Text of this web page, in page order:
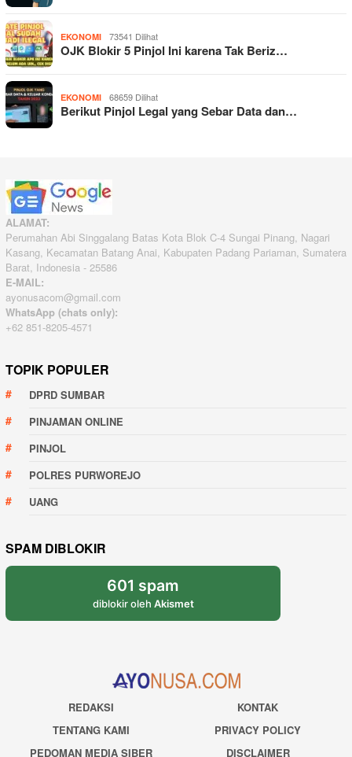
EKONOMI 73541 Dilihat
OJK Blokir 5 Pinjol Ini karena Tak Beriz…
EKONOMI 68659 Dilihat
Berikut Pinjol Legal yang Sebar Data dan…
ALAMAT:
Perumahan Abi Singgalang Batas Kota Blok C-4 Sungai Pinang, Nagari
Kasang, Kecamatan Batang Anai, Kabupaten Padang Pariaman, Sumatera
Barat, Indonesia - 25586
E-MAIL:
ayonusacom@gmail.com
WhatsApp (chats only):
+62 851-8205-4571
TOPIK POPULER
DPRD SUMBAR
PINJAMAN ONLINE
PINJOL
POLRES PURWOREJO
UANG
SPAM DIBLOKIR
601 spam
diblokir oleh Akismet
REDAKSI
KONTAK
TENTANG KAMI
PRIVACY POLICY
PEDOMAN MEDIA SIBER
DISCLAIMER